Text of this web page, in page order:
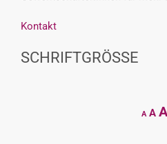
Kontakt
SCHRIFTGRÖSSE
A
font
A A